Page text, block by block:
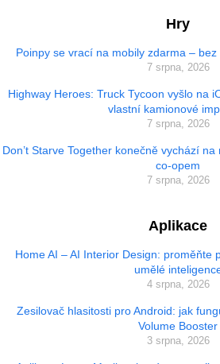
Hry
Poinpy se vrací na mobily zdarma –
7 srpna, 2026
Highway Heroes: Truck Tycoon vyšlo na
vlastní kamionové
7 srpna, 2026
Don’t Starve Together konečně vychází
co-opem
7 srpna, 2026
Aplikace
Home AI – AI Interior Design: proměňte
umělé
4 srpna, 2026
Zesilovač hlasitosti pro Android: jak
Volume Booster
3 srpna, 2026